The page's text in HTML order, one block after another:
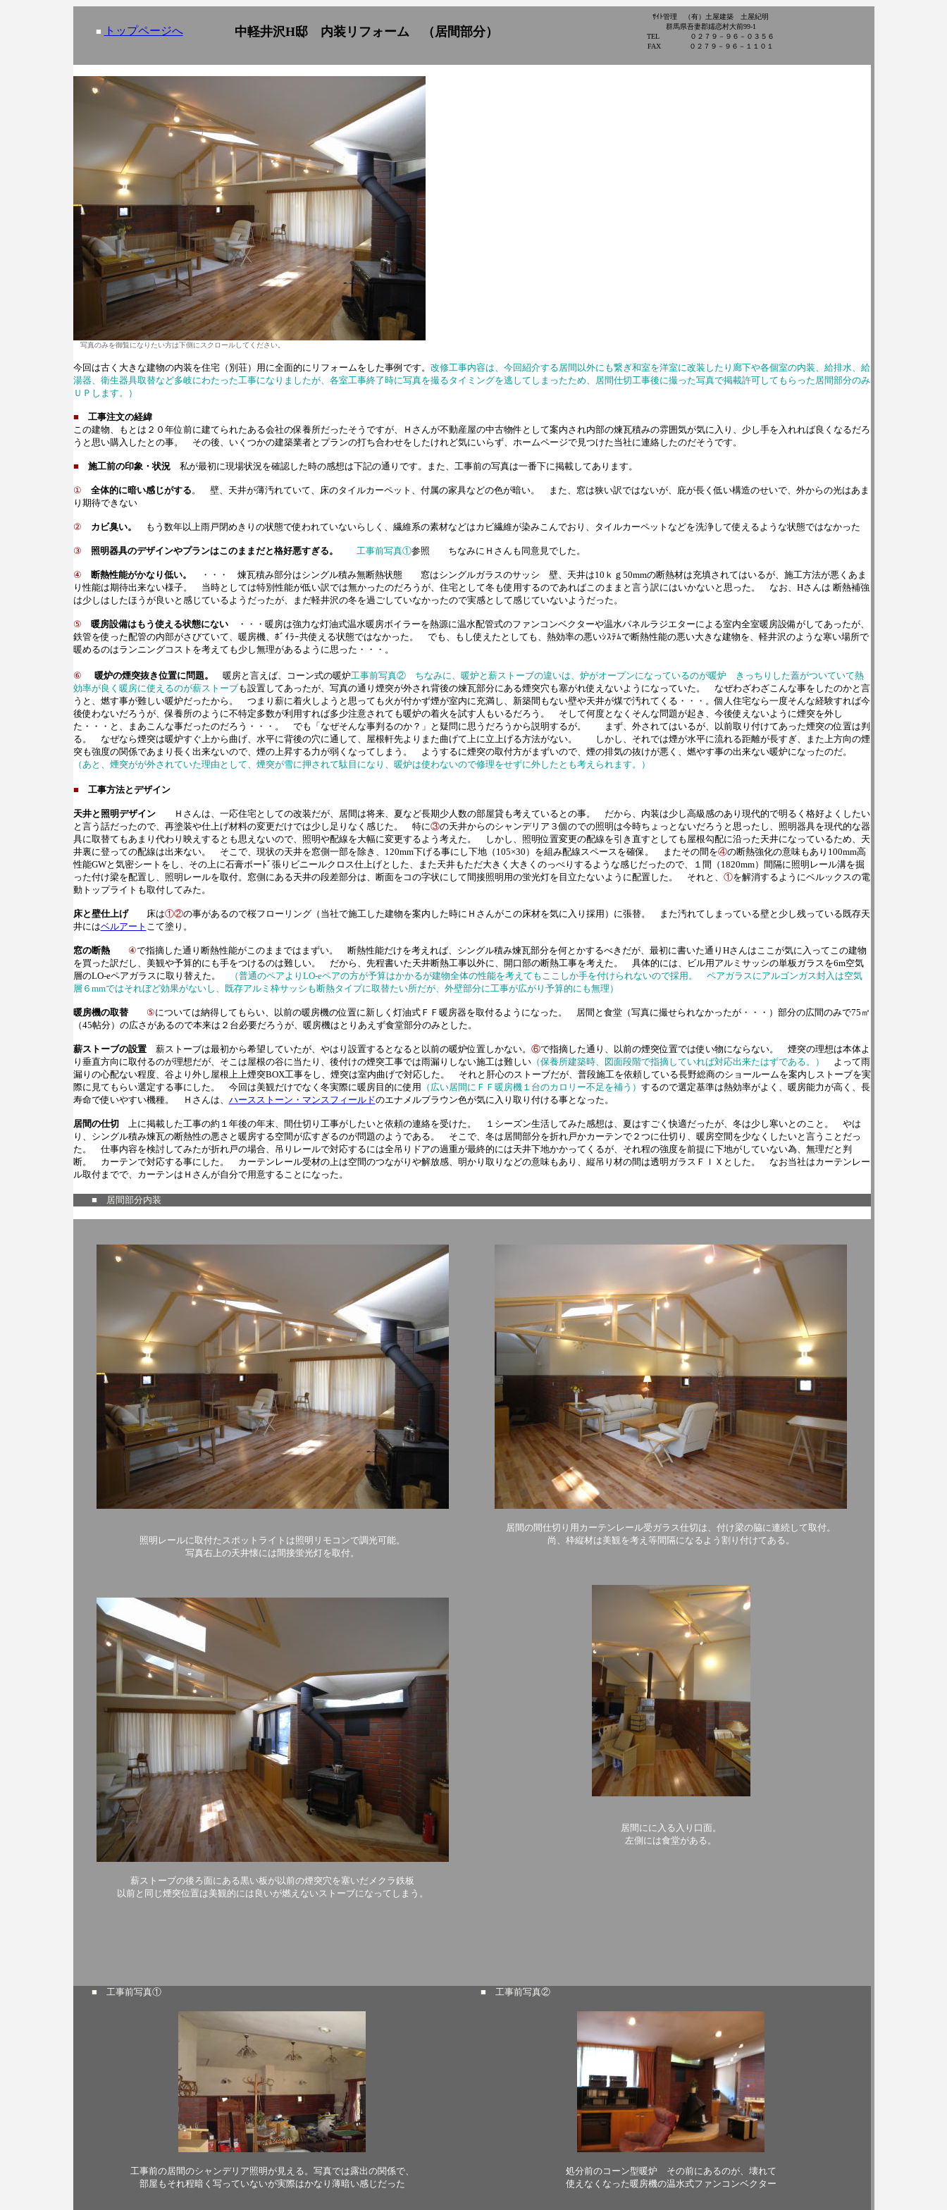
■ トップページへ 中軽井沢H邸 内装リフォーム （居間部分）
ｻｲﾄ管理 （有）土屋建築 土屋紀明
群馬県吾妻郡嬬恋村大前99-1
TEL ０２７９－９６－０３５６
FAX ０２７９－９６－１１０１
写真のみを御覧になりたい方は下側にスクロールしてください。
今回は古く大きな建物の内装を住宅（別荘）用に全面的にリフォームをした事例です。 改修工事内容は、今回紹介する居間以外にも繋ぎ和室を洋室に改装したり廊下や各個室の内装、給排水、給
湯器、衛生器具取替など多岐にわたった工事になりましたが、各室工事終了時に写真を撮るタイミングを逃してしまったため、居間仕切工事後に撮った写真で掲載許可してもらった居間部分のみ
ＵＰします。）
■ 工事注文の経緯
この建物、もとは２０年位前に建てられたある会社の保養所だったそうですが、Ｈさんが不動産屋の中古物件として案内され内部の煉瓦積みの雰囲気が気に入り、少し手を入れれば良くなるだろ
うと思い購入したとの事。 その後、いくつかの建築業者とプランの打ち合わせをしたけれど気にいらず、ホームページで見つけた当社に連絡したのだそうです。
■ 施工前の印象・状況 私が最初に現場状況を確認した時の感想は下記の通りです。また、工事前の写真は一番下に掲載してあります。
① 全体的に暗い感じがする。 壁、天井が薄汚れていて、床のタイルカーペット、付属の家具などの色が暗い。 また、窓は狭い訳ではないが、庇が長く低い構造のせいで、外からの光はあま
り期待できない
② カビ臭い。 もう数年以上雨戸閉めきりの状態で使われていないらしく、繊維系の素材などはカビ繊維が染みこんでおり、タイルカーペットなどを洗浄して使えるような状態ではなかった
③ 照明器具のデザインやプランはこのままだと格好悪すぎる。 工事前写真①参照 ちなみにＨさんも同意見でした。
④ 断熱性能がかなり低い。
・・・ 煉瓦積み部分はシングル積み無断熱状態 窓はシングルガラスのサッシ 壁、天井は10ｋｇ50mmの断熱材は充填されてはいるが、施工方法が悪くあま
り性能は期待出来ない様子。 当時としては特別性能が低い訳では無かったのだろうが、住宅として冬も使用するのであればこのままと言う訳にはいかないと思った。 なお、Hさんは 断熱補強
は少しはしたほうが良いと感じているようだったが、まだ軽井沢の冬を過ごしていなかったので実感として感じていないようだった。
⑤ 暖房設備はもう使える状態にない・・・暖房は強力な灯油式温水暖房ボイラーを熱源に温水配管式のファンコンベクターや温水パネルラジエターによる室内全室暖房設備がしてあったが、
鉄管を使った配管の内部がさびていて、暖房機、ﾎﾞｲﾗｰ共使える状態ではなかった。 でも、もし使えたとしても、熱効率の悪いｼｽﾃﾑで断熱性能の悪い大きな建物を、軽井沢のような寒い場所で
暖めるのはランニングコストを考えても少し無理があるように思った・・・。
⑥ 暖炉の煙突抜き位置に問題。 暖房と言えば、コーン式の暖炉工事前写真② ちなみに、暖炉と薪ストーブの違いは、炉がオープンになっているのが暖炉 きっちりした蓋がついていて熱
効率が良く暖房に使えるのが薪ストーブも設置してあったが、写真の通り煙突が外され背後の煉瓦部分にある煙突穴も塞がれ使えないようになっていた。 なぜわざわざこんな事をしたのかと言
うと、燃す事が難しい暖炉だったから。 つまり薪に着火しようと思っても火が付かず煙が室内に充満し、新築間もない壁や天井が煤で汚れてくる・・・。個人住宅なら一度そんな経験すれば今
後使わないだろうが、保養所のように不特定多数が利用すれば多少注意されても暖炉の着火を試す人もいるだろう。 そして何度となくそんな問題が起き、今後使えないように煙突を外し
た・・・と、まあこんな事だったのだろう・・・。 でも「なぜそんな事判るのか？」と疑問に思うだろうから説明するが。 まず、外されてはいるが、以前取り付けてあった煙突の位置は判
る。 なぜなら煙突は暖炉すぐ上から曲げ、水平に背後の穴に通して、屋根軒先よりまた曲げて上に立上げる方法がない。 しかし、それでは煙が水平に流れる距離が長すぎ、また上方向の煙
突も強度の関係であまり長く出来ないので、煙の上昇する力が弱くなってしまう。 ようするに煙突の取付方がまずいので、煙の排気の抜けが悪く、燃やす事の出来ない暖炉になったのだ。
（あと、煙突がが外されていた理由として、煙突が雪に押されて駄目になり、暖炉は使わないので修理をせずに外したとも考えられます。）
■ 工事方法とデザイン
天井と照明デザインＨさんは、一応住宅としての改装だが、居間は将来、夏など長期少人数の部屋貸も考えているとの事。 だから、内装は少し高級感のあり現代的で明るく格好よくしたい
と言う話だったので、再塗装や仕上げ材料の変更だけでは少し足りなく感じた。 特に③の天井からのシャンデリア３個のでの照明は今時ちょっとないだろうと思ったし、照明器具を現代的な器
具に取替てもあまり代わり映えするとも思えないので、照明や配線を大幅に変更するよう考えた。 しかし、照明位置変更の配線を引き直すとしても屋根勾配に沿った天井になっているため、天
井裏に登っての配線は出来ない。 そこで、現状の天井を窓側一部を除き、120mm下げる事にし下地（105×30）を組み配線スペースを確保。 またその間を④の断熱強化の意味もあり100mm高
性能GWと気密シートをし、その上に石膏ボーﾄﾞ張りビニールクロス仕上げとした、また天井もただ大きく大きくのっぺりするような感じだったので、１間（1820mm）間隔に照明レール溝を掘
った付け梁を配置し、照明レールを取付。窓側にある天井の段差部分は、断面をコの字状にして間接照明用の蛍光灯を目立たないように配置した。 それと、 ①を解消するようにベルックスの電
動トップライトも取付してみた。
床と壁仕上げ床は①②の事があるので桜フローリング（当社で施工した建物を案内した時にＨさんがこの床材を気に入り採用）に張替。 また汚れてしまっている壁と少し残っている既存天
井にはベルアート こて塗り。
窓の断熱 ④で指摘した通り断熱性能がこのままではまずい。 断熱性能だけを考えれば、シングル積み煉瓦部分を何とかするべきだが、最初に書いた通りHさんはここが気に入ってこの建物
を買った訳だし、美観や予算的にも手をつけるのは難しい。 だから、先程書いた天井断熱工事以外に、開口部の断熱工事を考えた。 具体的には、ビル用アルミサッシの単板ガラスを6m空気
層のLO-eペアガラスに取り替えた。
（普通のペアよりLO-eペアの方が予算はかかるが建物全体の性能を考えてもここしか手を付けられないので採用。 ペアガラスにアルゴンガス封入は空気
層６mmではそれぼど効果がないし、既存アルミ枠サッシも断熱タイプに取替たい所だが、外壁部分に工事が広がり予算的にも無理）
暖房機の取替 ⑤については納得してもらい、以前の暖房機の位置に新しく灯油式ＦＦ暖房器を取付るようになった。 居間と食堂（写真に撮せられなかったが・・・）部分の広間のみで75㎡
（45帖分）の広さがあるので本来は２台必要だろうが、暖房機はとりあえず食堂部分のみとした。
薪ストーブの設置薪ストーブは最初から希望していたが、やはり設置するとなると以前の暖炉位置しかない。 ⑥で指摘した通り、以前の煙突位置では使い物にならない。 煙突の理想は本体よ
り垂直方向に取付るのが理想だが、そこは屋根の谷に当たり、後付けの煙突工事では雨漏りしない施工は難しい（保養所建築時、図面段階で指摘していれば対応出来たはずである。）
よって雨
漏りの心配ない程度、谷より外し屋根上上煙突BOX工事をし、煙突は室内曲げで対応した。 それと肝心のストーブだが、普段施工を依頼している長野総商のショールームを案内しストーブを実
際に見てもらい選定する事にした。 今回は美観だけでなく冬実際に暖房目的に使用 （広い居間にＦＦ暖房機１台のカロリー不足を補う） するので選定基準は熱効率がよく、暖房能力が高く、長
寿命で使いやすい機種。 Ｈさんは、 ハースストーン・マンスフィールドのエナメルブラウン色が気に入り取り付ける事となった。
居間の仕切 上に掲載した工事の約１年後の年末、間仕切り工事がしたいと依頼の連絡を受けた。 １シーズン生活してみた感想は、夏はすごく快適だったが、冬は少し寒いとのこと。 やは
り、シングル積み煉瓦の断熱性の悪さと暖房する空間が広すぎるのが問題のようである。 そこで、冬は居間部分を折れ戸かカーテンで２つに仕切り、暖房空間を少なくしたいと言うことだっ
た。 仕事内容を検討してみたが折れ戸の場合、吊りレールで対応するには全吊りドアの過重が最終的には天井下地かかってくるが、それ程の強度を前提に下地がしていない為、無理だと判
断。 カーテンで対応する事にした。 カーテンレール受材の上は空間のつながりや解放感、明かり取りなどの意味もあり、縦吊り材の間は透明ガラスＦＩＸとした。 なお当社はカーテンレー
ル取付までで、カーテンはＨさんが自分で用意することになった。
■ 居間部分内装
照明レールに取付たスポットライトは照明リモコンで調光可能。
写真右上の天井懐には間接蛍光灯を取付。
薪ストーブの後ろ面にある黒い板が以前の煙突穴を塞いだメクラ鉄板
以前と同じ煙突位置は美観的には良いが燃えないストーブになってしまう。
居間の間仕切り用カーテンレール受ガラス仕切は、付け梁の脇に連続して取付。
尚、枠縦材は美観を考え等間隔になるよう割り付けてある。
居間にに入る入り口面。
左側には食堂がある。
■ 工事前写真① ■ 工事前写真②
工事前の居間のシャンデリア照明が見える。写真では露出の関係で、
部屋もそれ程暗く写っていないが実際はかなり薄暗い感じだった
処分前のコーン型暖炉 その前にあるのが、壊れて
使えなくなった暖房機の温水式ファンコンベクター